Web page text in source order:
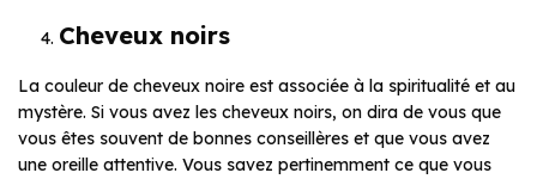
Cheveux noirs
La couleur de cheveux noire est associée à la spiritualité et au
mystère. Si vous avez les cheveux noirs, on dira de vous que
vous êtes souvent de bonnes conseillères et que vous avez
une oreille attentive. Vous savez pertinemment ce que vous